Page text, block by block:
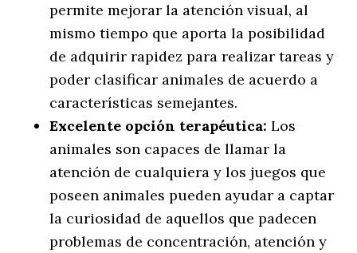
permite mejorar la atención visual, al
mismo tiempo que aporta la posibilidad
de adquirir rapidez para realizar tareas y
poder clasificar animales de acuerdo a
características semejantes.
Excelente opción terapéutica:Los
animales son capaces de llamar la
atención de cualquiera y los juegos que
poseen animales pueden ayudar a captar
la curiosidad de aquellos que padecen
problemas de concentración, atención y